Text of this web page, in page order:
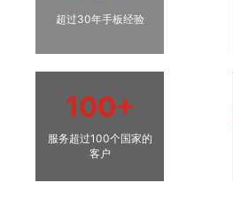
超过30年手板经验
100+
服务超过100个国家的
客户